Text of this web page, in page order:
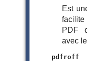
Est
PDF
avec
pdfroff